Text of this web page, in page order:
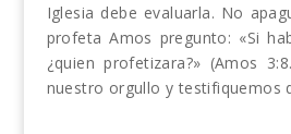
Iglesia debe evaluarla. No
profeta Amos pregunto: «Si
¿quien profetizara?» (Amos
nuestro orgullo y testifiquemos